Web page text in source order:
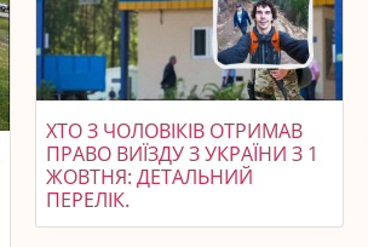
ХТО З ЧОЛОВІКІВ ОТРИМАВ
ПРАВО ВИЇЗДУ З УКРАЇНИ З 1
ЖОВТНЯ: ДЕТАЛЬНИЙ
ПЕРЕЛІК.